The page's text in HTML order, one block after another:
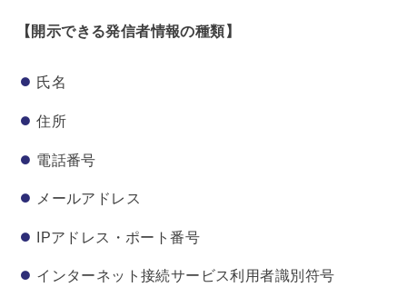
【開示できる発信者情報の種類】
氏名
住所
電話番号
メールアドレス
IPアドレス・ポート番号
インターネット接続サービス利用者識別符号